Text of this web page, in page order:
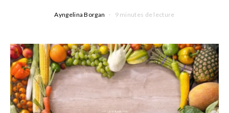
Ayngelina Borgan 9 minutes de lecture